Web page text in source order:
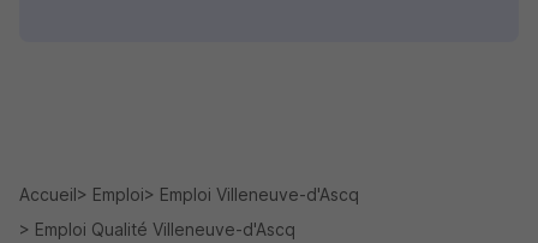
Accueil Emploi
Emploi Villeneuve-d'Ascq
Emploi Qualité Villeneuve-d'Ascq